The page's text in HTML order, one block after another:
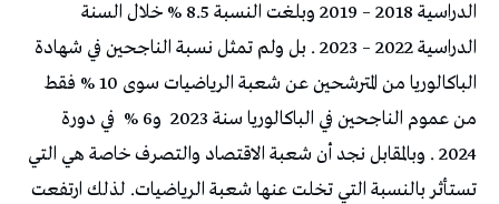
الدراسية 2018 – 2019 وبلغت النسبة 8.5 % خلال السنة
الدراسية 2022 – 2023 . بل ولم تمثل نسبة الناجحين في شهادة
الباكالوريا من المترشحين عن شعبة الرياضيات سوى 10 % فقط
من عموم الناجحين في الباكالوريا سنة 2023
و6 %
في دورة
2024 . وبالمقابل نجد أن شعبة الاقتصاد والتصرف خاصة هي التي
تستأثر بالنسبة التي تخلت عنها شعبة الرياضيات. لذلك ارتفعت